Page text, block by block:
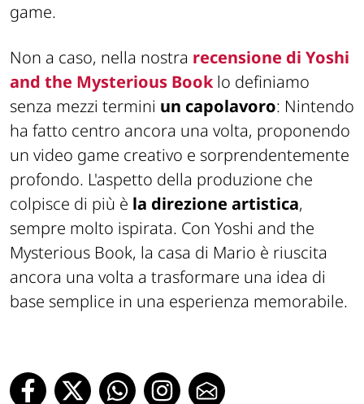
game.
Non a caso, nella nostra recensione di Yoshi
and the Mysterious Booklo definiamo
senza mezzi termini un capolavoro: Nintendo
ha fatto centro ancora una volta, proponendo
un video game creativo e sorprendentemente
profondo. L'aspetto della produzione che
colpisce di più è la direzione artistica,
sempre molto ispirata. Con Yoshi and the
Mysterious Book, la casa di Mario è riuscita
ancora una volta a trasformare una idea di
base semplice in una esperienza memorabile.